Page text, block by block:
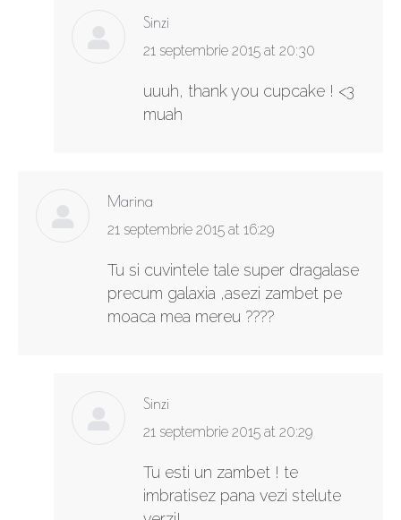
Sinzi
says:
21 septembrie 2015 at 20:30
uuuh, thank you cupcake ! <3
muah
Marina
says:
21 septembrie 2015 at 16:29
Tu si cuvintele tale super dragalase
precum galaxia ,asezi zambet pe
moaca mea mereu ????
Sinzi
says:
21 septembrie 2015 at 20:29
Tu esti un zambet ! te
imbratisez pana vezi stelute